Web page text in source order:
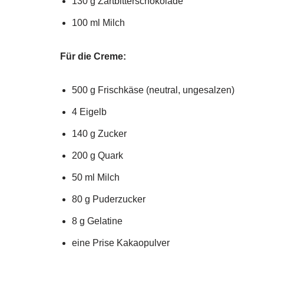
100 ml Milch
Für die Creme:
500 g Frischkäse (neutral, ungesalzen)
4 Eigelb
140 g Zucker
200 g Quark
50 ml Milch
80 g Puderzucker
8 g Gelatine
eine Prise Kakaopulver